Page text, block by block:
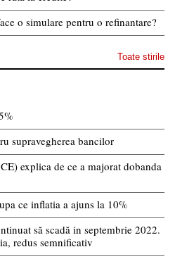
o simulare pentru o refinantare?
Toate stirile
supravegherea bancilor
explica de ce a majorat dobanda
ce inflatia a ajuns la 10%
să scadă in septembrie 2022.
redus semnificativ